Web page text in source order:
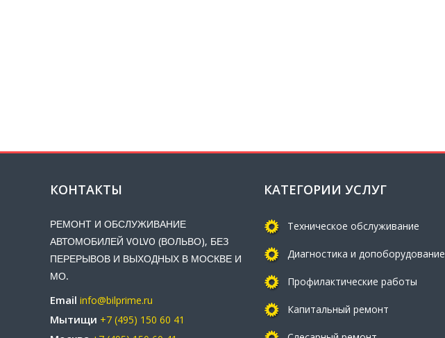
КОНТАКТЫ
РЕМОНТ И ОБСЛУЖИВАНИЕ
АВТОМОБИЛЕЙ VOLVO (ВОЛЬВО), БЕЗ
ПЕРЕРЫВОВ И ВЫХОДНЫХ В МОСКВЕ И
МО.
Email info@bilprime.ru
Мытищи +7 (495) 150 60 41
КАТЕГОРИИ УСЛУГ
Техническое обслуживание
Диагностика и допоборудование
Профилактические работы
Капитальный ремонт